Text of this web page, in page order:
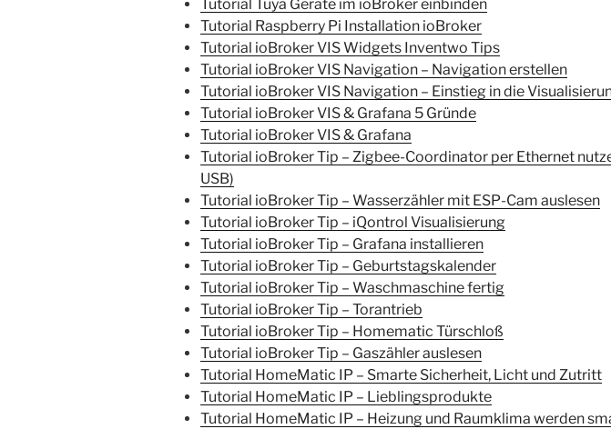
Tutorial Tuya Geräte im ioBroker einbinden
Tutorial Raspberry Pi Installation ioBroker
Tutorial ioBroker VIS Widgets Inventwo Tips
Tutorial ioBroker VIS Navigation – Navigation erstellen
Tutorial ioBroker VIS Navigation – Einstieg in die
Tutorial ioBroker VIS & Grafana 5 Gründe
Tutorial ioBroker VIS & Grafana
Tutorial ioBroker Tip – Zigbee-Coordinator per Ethernet
USB)
Tutorial ioBroker Tip – Wasserzähler mit ESP-Cam auslesen
Tutorial ioBroker Tip – iQontrol Visualisierung
Tutorial ioBroker Tip – Grafana installieren
Tutorial ioBroker Tip – Geburtstagskalender
Tutorial ioBroker Tip – Waschmaschine fertig
Tutorial ioBroker Tip – Torantrieb
Tutorial ioBroker Tip – Homematic Türschloß
Tutorial ioBroker Tip – Gaszähler auslesen
Tutorial HomeMatic IP – Smarte Sicherheit, Licht und Zutritt
Tutorial HomeMatic IP – Lieblingsprodukte
Tutorial HomeMatic IP – Heizung und Raumklima werden